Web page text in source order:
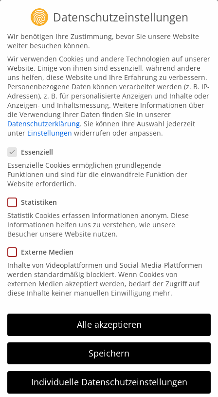
springenanimat3d News
3D Character Design &
Animation – creanovo-
Maskottchen „novo“
Juni 5, 2023
Vorstellungvideo zu „novo“ – creanovos neues
Maskottchen
Der Obi Biber, der Haribo Goldbär, der Duracell
Hase oder auch die M&Ms – viele Unternehmen
bewerben ihre Marke oder Produkte mit
Durch ihr oftmals menschlich oder tierisch
angelehntes Verhalten, kann zu Maskottchen
leichter Empathie oder eine Beziehung aufgebaut
werden statt zu starren Logos oder Objekten. Die
Figuren bleiben oft in Erinnerung und bilden eine
Datenschutzeinstellungen
Wir benötigen Ihre Zustimmung, bevor Sie unsere Website
weiter besuchen können.
Wir verwenden Cookies und andere Technologien auf unserer
Website. Einige von ihnen sind essenziell, während andere
uns helfen, diese Website und Ihre Erfahrung zu verbessern.
Personenbezogene Daten können verarbeitet werden (z. B. IP-
Adressen), z. B. für personalisierte Anzeigen und Inhalte oder
Anzeigen- und Inhaltsmessung. Weitere Informationen über
die Verwendung Ihrer Daten finden Sie in unserer
Datenschutzerklärung. Sie können Ihre Auswahl jederzeit
unter Einstellungen widerrufen oder anpassen.
Essenziell
Essenzielle Cookies ermöglichen grundlegende
Funktionen und sind für die einwandfreie Funktion der
Website erforderlich.
Statistiken
Statistik Cookies erfassen Informationen anonym. Diese
Informationen helfen uns zu verstehen, wie unsere
Besucher unsere Website nutzen.
Externe Medien
Inhalte von Videoplattformen und Social-Media-Plattformen
werden standardmäßig blockiert. Wenn Cookies von
externen Medien akzeptiert werden, bedarf der Zugriff auf
diese Inhalte keiner manuellen Einwilligung mehr.
Alle akzeptieren
Speichern
Individuelle Datenschutzeinstellungen